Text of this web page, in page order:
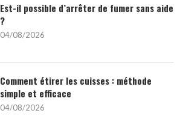
Est-il possible d’arrêter de fumer sans aide
?
04/08/2026
Comment étirer les cuisses : méthode
simple et efficace
04/08/2026